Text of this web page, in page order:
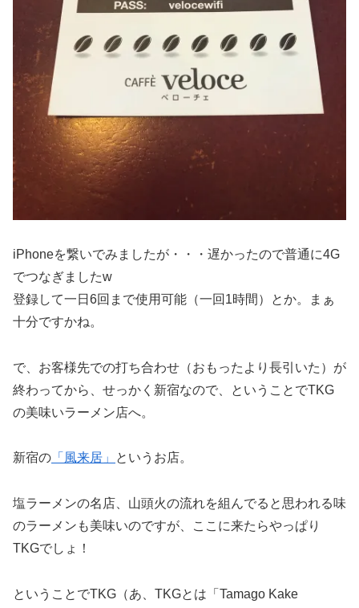
iPhoneを繋いでみましたが・・・遅かったので普通に4G
でつなぎましたw
登録して一日6回まで使用可能（一回1時間）とか。まぁ
十分ですかね。
で、お客様先での打ち合わせ（おもったより長引いた）が
終わってから、せっかく新宿なので、ということでTKG
の美味いラーメン店へ。
新宿の 「風来居」 というお店。
塩ラーメンの名店、山頭火の流れを組んでると思われる味
のラーメンも美味いのですが、ここに来たらやっぱり
TKGでしょ！
ということでTKG（あ、TKGとは「Tamago Kake